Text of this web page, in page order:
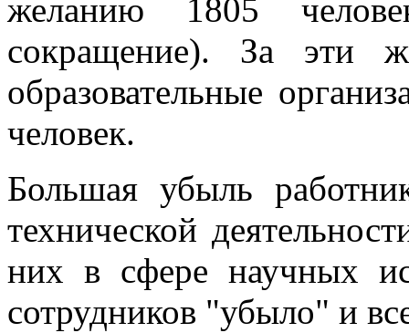
желанию 1805
сокращение). За эти
образовательные
человек.
Большая убыль
технической
них в сфере научных
сотрудников "убыло" и